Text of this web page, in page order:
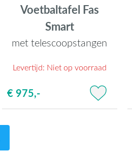
Voetbaltafel Fas
Smart
met telescoopstangen
Levertijd: Niet op voorraad
€ 975,-